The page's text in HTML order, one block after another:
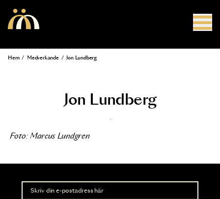
Länkstig
Hem / Medverkande / Jon Lundberg
Jon Lundberg
Foto: Marcus Lundgren
Nyhetsbrev
Ta del av förhandsinformation och biljettsläpp.